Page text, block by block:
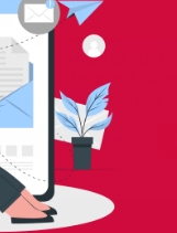
experiència
preferències i
accepta l'ús de
"Configuració de
controlat.
Regles de "cookies"